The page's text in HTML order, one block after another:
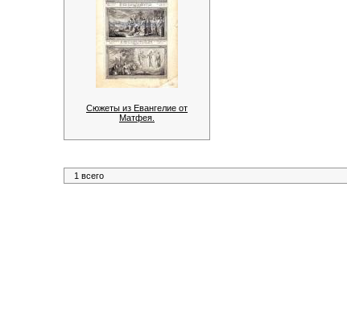
Сюжеты из Евангелие от
Матфея.
1 всего